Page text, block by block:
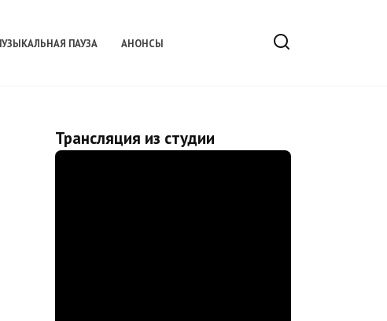
ПАУЗА АНОНСЫ
Трансляция из студии